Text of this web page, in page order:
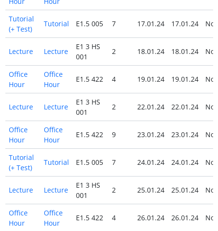
Tutorial
(+ Test)
Tutorial E1.5 005 7 17.01.24 17.01.24 No
Lecture Lecture
E1 3 HS
001
2 18.01.24 18.01.24 No
Office
Hour
Office
Hour
E1.5 422 4 19.01.24 19.01.24 No
Lecture Lecture
E1 3 HS
001
2 22.01.24 22.01.24 No
Office
Hour
Office
Hour
E1.5 422 9 23.01.24 23.01.24 No
Tutorial
(+ Test)
Tutorial E1.5 005 7 24.01.24 24.01.24 No
Lecture Lecture
E1 3 HS
001
2 25.01.24 25.01.24 No
Office
Hour
Office
Hour
E1.5 422 4 26.01.24 26.01.24 No